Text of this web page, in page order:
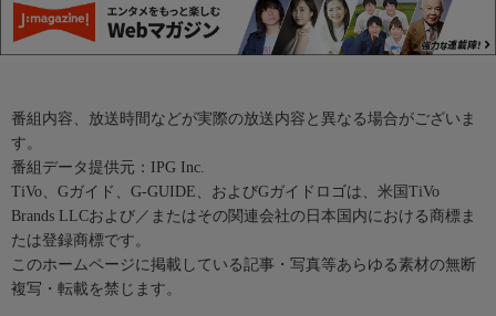
番組内容、放送時間などが実際の放送内容と異なる場合がございま
す。
番組データ提供元：IPG Inc.
TiVo、Gガイド、G-GUIDE、およびGガイドロゴは、米国TiVo
Brands LLCおよび／またはその関連会社の日本国内における商標ま
たは登録商標です。
このホームページに掲載している記事・写真等あらゆる素材の無断
複写・転載を禁じます。